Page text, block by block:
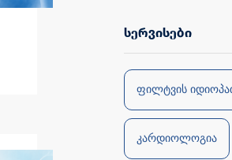
სერვისები
ფილტვის
კარდიოლოგია